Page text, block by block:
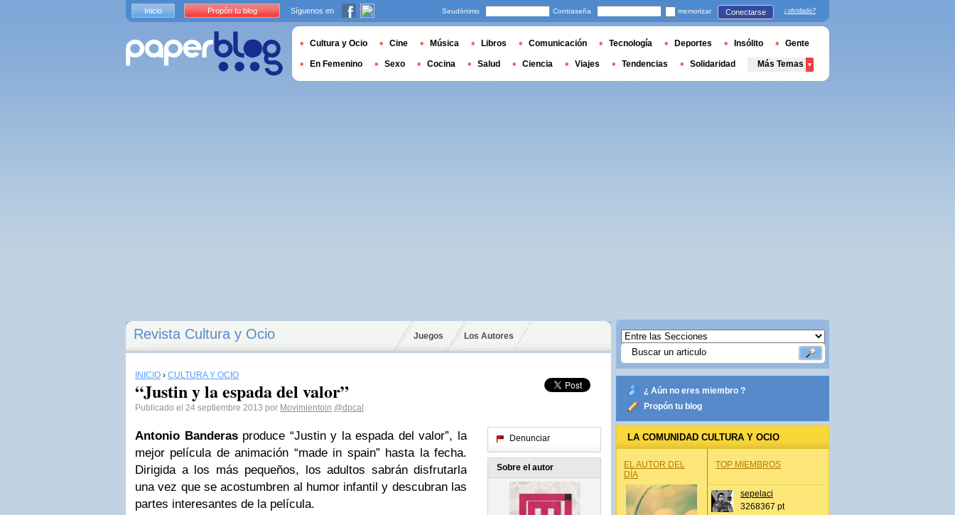
Revista Cultura y Ocio Juegos Los Autores
INICIO › CULTURA Y OCIO
“Justin y la espada del valor”
Publicado el 24 septiembre 2013 por Movimientoin @dpcal
Antonio Banderasproduce “Justin y la espada del valor”, la
mejor película de animación “made in spain” hasta la fecha.
Dirigida a los más pequeños, los adultos sabrán disfrutarla
una vez que se acostumbren al humor infantil y descubran las
partes interesantes de la película.
Denunciar
Sobre el autor
¿ Aún no eres miembro ?
Propón tu blog
LA COMUNIDAD CULTURA Y OCIO
EL AUTOR DEL
DÍA
TOP MIEMBROS
sepelaci
3268367 pt
Inicio Propón tu blog Síguenos en Seudónimo Contraseña memorizar Conectarse ¿olvidado?
Cultura y Ocio Cine Música Libros Comunicación Tecnología Deportes Insólito Gente
En Femenino Sexo Cocina Salud Ciencia Viajes Tendencias Solidaridad Más Temas